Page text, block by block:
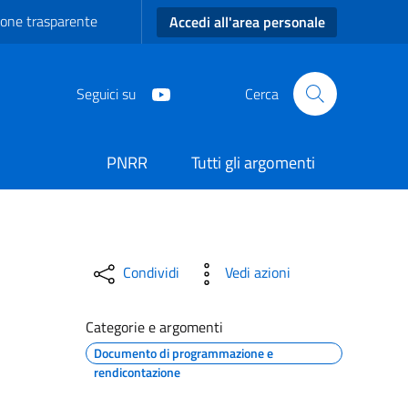
trasparente Accedi all'area personale
Seguici su Cerca
PNRR Tutti gli argomenti
di Carmiano
Condividi Vedi azioni
Categorie e argomenti
Documento di programmazione e
rendicontazione